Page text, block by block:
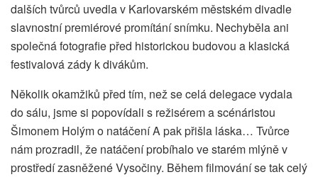
dalších tvůrců uvedla v Karlovarském městském divadle
slavnostní premiérové promítání snímku. Nechyběla ani
společná fotografie před historickou budovou a klasická
festivalová zády k divákům.
Několik okamžiků před tím, než se celá delegace vydala
do sálu, jsme si popovídali s režisérem a scénáristou
Šimonem Holým o natáčení A pak přišla láska… Tvůrce
nám prozradil, že natáčení probíhalo ve starém mlýně v
prostředí zasněžené Vysočiny. Během filmování se tak celý